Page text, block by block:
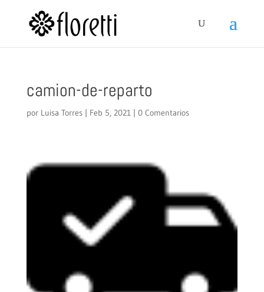
camion-de-reparto
por Luisa Torres| Feb 5, 2021| 0 Comentarios